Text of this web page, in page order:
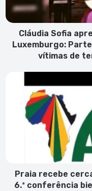
Parte
da
receita
destinada
tempestade
Cláudia Sofia
Luxemburgo:
vítimas de
recebe
participantes
conferência
bienal
Praia recebe
6.ª conferência